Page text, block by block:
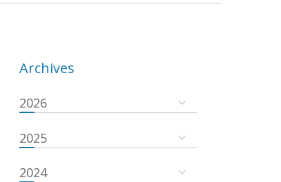
Archives
2026
2025
2024